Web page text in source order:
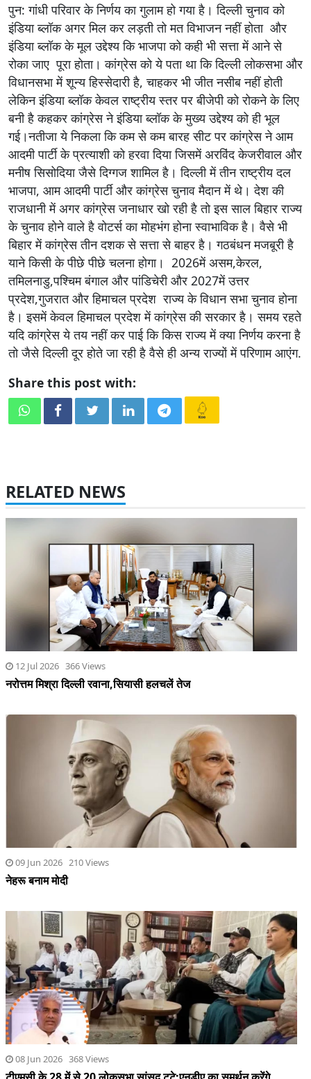
पुन: गांधी परिवार के निर्णय का गुलाम हो गया है। दिल्ली चुनाव को
इंडिया ब्लॉक अगर मिल कर लड़ती तो मत विभाजन नहीं होता और
इंडिया ब्लॉक के मूल उद्देश्य कि भाजपा को कही भी सत्ता में आने से
रोका जाए पूरा होता। कांग्रेस को ये पता था कि दिल्ली लोकसभा और
विधानसभा में शून्य हिस्सेदारी है, चाहकर भी जीत नसीब नहीं होती
लेकिन इंडिया ब्लॉक केवल राष्ट्रीय स्तर पर बीजेपी को रोकने के लिए
बनी है कहकर कांग्रेस ने इंडिया ब्लॉक के मुख्य उद्देश्य को ही भूल
गई।नतीजा ये निकला कि कम से कम बारह सीट पर कांग्रेस ने आम
आदमी पार्टी के प्रत्याशी को हरवा दिया जिसमें अरविंद केजरीवाल और
मनीष सिसोदिया जैसे दिग्गज शामिल है। दिल्ली में तीन राष्ट्रीय दल
भाजपा, आम आदमी पार्टी और कांग्रेस चुनाव मैदान में थे। देश की
राजधानी में अगर कांग्रेस जनाधार खो रही है तो इस साल बिहार राज्य
के चुनाव होने वाले है वोटर्स का मोहभंग होना स्वाभाविक है। वैसे भी
बिहार में कांग्रेस तीन दशक से सत्ता से बाहर है। गठबंधन मजबूरी है
याने किसी के पीछे पीछे चलना होगा। 2026में असम,केरल,
तमिलनाडु,पश्चिम बंगाल और पांडिचेरी और 2027में उत्तर
प्रदेश,गुजरात और हिमाचल प्रदेश राज्य के विधान सभा चुनाव होना
है। इसमें केवल हिमाचल प्रदेश में कांग्रेस की सरकार है। समय रहते
यदि कांग्रेस ये तय नहीं कर पाई कि किस राज्य में क्या निर्णय करना है
तो जैसे दिल्ली दूर होते जा रही है वैसे ही अन्य राज्यों में परिणाम आएंग.
Share this post with:
RELATED NEWS
12 Jul 2026 366 Views
नरोत्तम मिश्रा दिल्ली रवाना,सियासी हलचलें तेज
09 Jun 2026 210 Views
नेहरू बनाम मोदी
08 Jun 2026 368 Views